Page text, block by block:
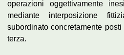
operazioni oggettivamente
mediante interposizione
subordinato concretamente
terza.